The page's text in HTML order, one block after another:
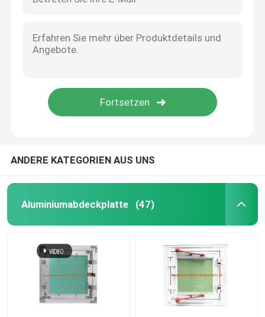
ANDERE KATEGORIEN AUS UNS
Aluminiumabdeckplatte (47)